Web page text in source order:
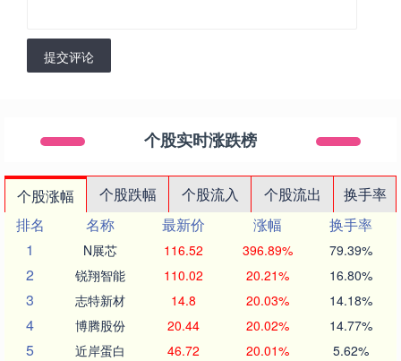
提交评论
个股实时涨跌榜
个股涨幅 个股跌幅 个股流入 个股流出
换手率
排名
名称 最新价 涨幅
换手率
1
N展芯 116.52 396.89% 79.39%
2 锐翔智能 110.02 20.21% 16.80%
3 志特新材 14.8 20.03% 14.18%
4 博腾股份 20.44 20.02% 14.77%
5 近岸蛋白 46.72 20.01% 5.62%